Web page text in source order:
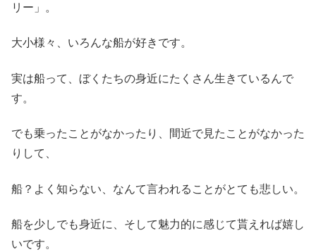
リー」。
大小様々、いろんな船が好きです。
実は船って、ぼくたちの身近にたくさん生きているんで
す。
でも乗ったことがなかったり、間近で見たことがなかった
りして、
船？よく知らない、なんて言われることがとても悲しい。
船を少しでも身近に、そして魅力的に感じて貰えれば嬉し
いです。